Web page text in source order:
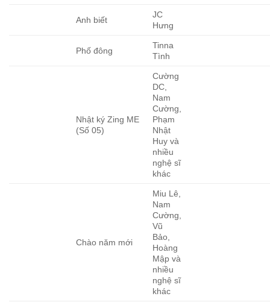
Anh biết
JC
Hưng
Phố đông
Tinna
Tình
Nhật ký Zing ME
(Số 05)
Cường
DC,
Nam
Cường,
Phạm
Nhật
Huy và
nhiều
nghệ sĩ
khác
Chào năm mới
Miu Lê,
Nam
Cường,
Vũ
Bảo,
Hoàng
Mập và
nhiều
nghệ sĩ
khác